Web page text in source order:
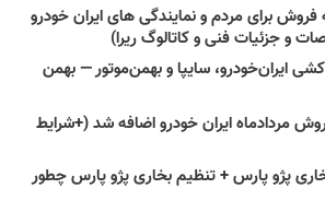
فروش برای مردم و نمایندگی های ایران خودرو
و جزئیات فنی و کاتالوگ ریرا)
ایران‌خودرو، سایپا و بهمن‌موتور — بهمن
مردادماه ایران خودرو اضافه شد (+شرایط
پژو پارس + تنظیم بخاری پژو پارس چطور